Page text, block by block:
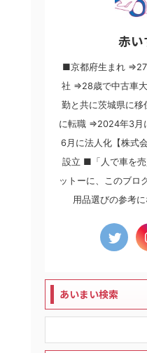
赤い
■京都府生まれ ⇒27
社 ⇒28歳で中古車
勤と共に茨城県に
に転職 ⇒2024年3月
6月に法人化【株式
設立 ■「人で車を
ットーに、このブロ
用品選びの参考に
あいまい検索